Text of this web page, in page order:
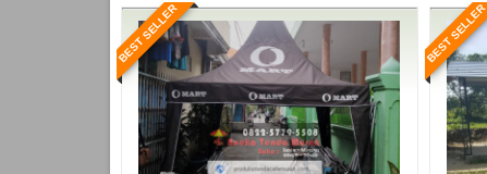
BEST SELLER BEST SELLER